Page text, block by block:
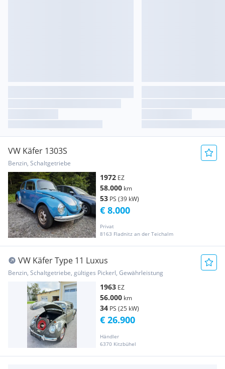
VW Käfer 1303S
Benzin, Schaltgetriebe
1972 EZ
58.000 km
53 PS (39 kW)
Privat
8163 Fladnitz an der Teichalm
€ 8.000
VW Käfer Type 11 Luxus
Benzin, Schaltgetriebe, gültiges Pickerl, Gewährleistung
1963 EZ
56.000 km
34 PS (25 kW)
Händler
6370 Kitzbühel
€ 26.900